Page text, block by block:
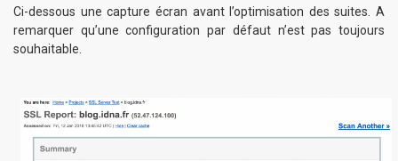
Ci-dessous une capture écran avant l’optimisation des suites. A
remarquer qu’une configuration par défaut n’est pas toujours
souhaitable.